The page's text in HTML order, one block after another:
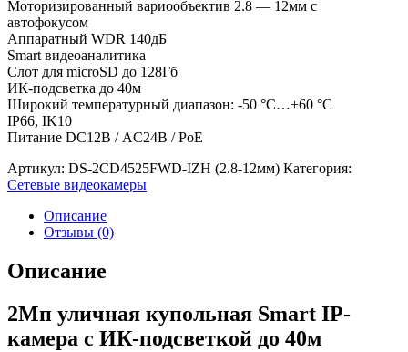
Моторизированный вариообъектив 2.8 — 12мм с
автофокусом
Аппаратный WDR 140дБ
Smart видеоаналитика
Слот для microSD до 128Гб
ИК-подсветка до 40м
Широкий температурный диапазон: -50 °C…+60 °C
IP66, IK10
Питание DC12В / AC24В / PoE
Артикул: DS-2CD4525FWD-IZH (2.8-12мм) Категория:
Сетевые видеокамеры
Описание
Отзывы (0)
Описание
2Мп уличная купольная Smart IP-
камера с ИК-подсветкой до 40м